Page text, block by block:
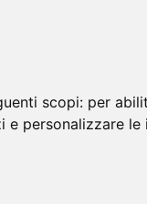
scopi: per
e personalizzare le